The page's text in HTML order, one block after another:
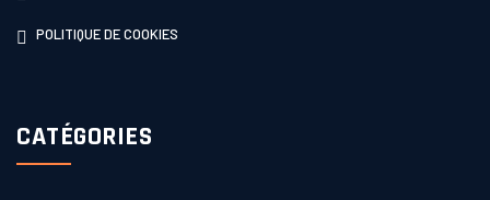
POLITIQUE DE COOKIES
CATÉGORIES